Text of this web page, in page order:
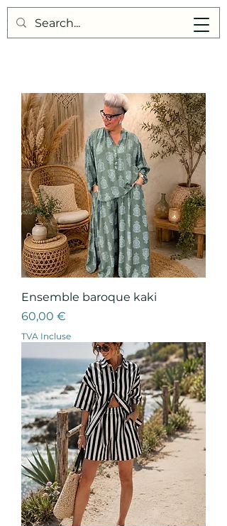
Points de Suture
Ensemble baroque kaki
Prix
60,00 €
TVA Incluse